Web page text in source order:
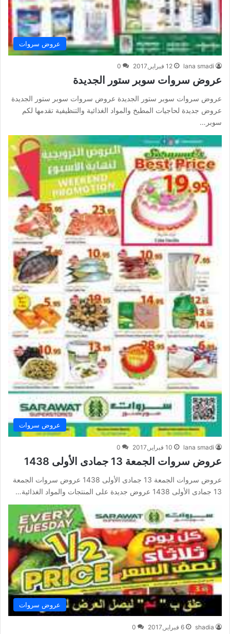
عروض سروات
lana smadi 12 فبراير,2017 0
عروض سروات سوبر ستور الجديدة
عروض سروات سوبر ستور الجديدة عروض سروات سوبر ستور الجديدة
عروض جديدة لحاجيات المطبخ والمواد الغذائية والتنظيفية تقدمها لكم
سوبر…
عروض سروات
lana smadi 10 فبراير,2017 0
عروض سروات الجمعة 13 جمادى الأولى 1438
عروض سروات الجمعة 13 جمادى الأولى 1438 عروض سروات الجمعة
13 جمادى الأولى 1438 عروض جديدة على المنتجات والمواد الغذائية…
عروض سروات
shadia 6 فبراير,2017 0